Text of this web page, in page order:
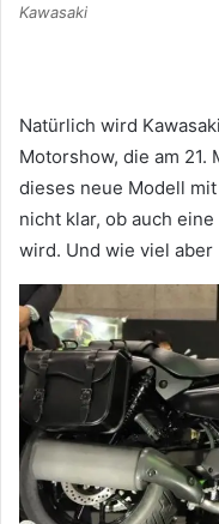
Kawasaki
Natürlich wird
Motorshow, die am
dieses neue Modell
nicht klar, ob auch
wird. Und wie viel aber